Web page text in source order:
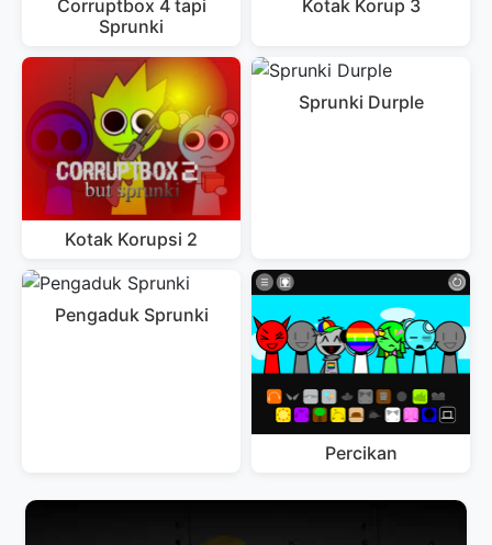
Corruptbox 4 tapi
Sprunki
Kotak Korup 3
Kotak Korupsi 2
Sprunki Durple
Pengaduk Sprunki
Percikan